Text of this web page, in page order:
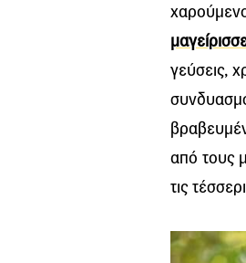
γεύσεις,
από τους
τις